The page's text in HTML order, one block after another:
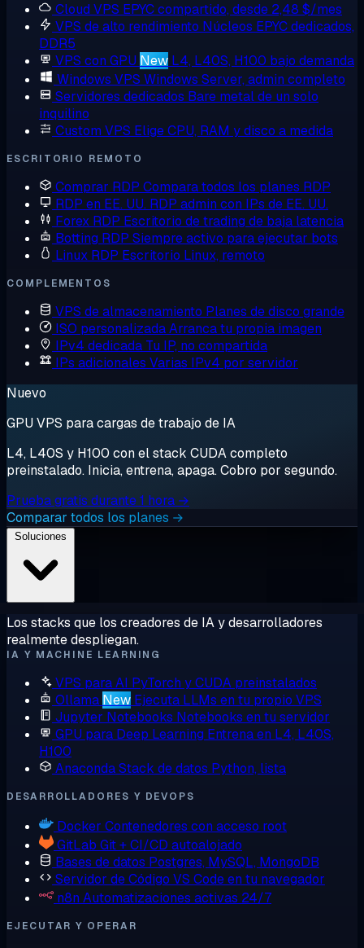
Cloud VPS EPYC compartido, desde 2,48 $/mes
VPS de alto rendimiento Núcleos EPYC dedicados,
DDR5
VPS con GPU New L4, L40S, H100 bajo demanda
Windows VPS Windows Server, admin completo
Servidores dedicados Bare metal de un solo
inquilino
Custom VPS Elige CPU, RAM y disco a medida
ESCRITORIO REMOTO
Comprar RDP Compara todos los planes RDP
RDP en EE. UU. RDP admin con IPs de EE. UU.
Forex RDP Escritorio de trading de baja latencia
Botting RDP Siempre activo para ejecutar bots
Linux RDP Escritorio Linux, remoto
COMPLEMENTOS
VPS de almacenamiento Planes de disco grande
ISO personalizadaArranca tu propia imagen
IPv4 dedicada Tu IP, no compartida
IPs adicionales Varias IPv4 por servidor
Nuevo
GPU VPS para cargas de trabajo de IA
L4, L40S y H100 con el stack CUDA completo
preinstalado. Inicia, entrena, apaga. Cobro por segundo.
Prueba gratis durante 1 hora →
Comparar todos los planes →
Los stacks que los creadores de IA y desarrolladores
realmente despliegan.
IA Y MACHINE LEARNING
VPS para AI PyTorch y CUDA preinstalados
Ollama New Ejecuta LLMs en tu propio VPS
Jupyter Notebooks Notebooks en tu servidor
GPU para Deep Learning Entrena en L4, L40S,
H100
AnacondaStack de datos Python, lista
DESARROLLADORES Y DEVOPS
Docker Contenedores con acceso root
GitLab Git + CI/CD autoalojado
Bases de datos Postgres, MySQL, MongoDB
Servidor de Código VS Code en tu navegador
n8n Automatizaciones activas 24/7
EJECUTAR Y OPERAR